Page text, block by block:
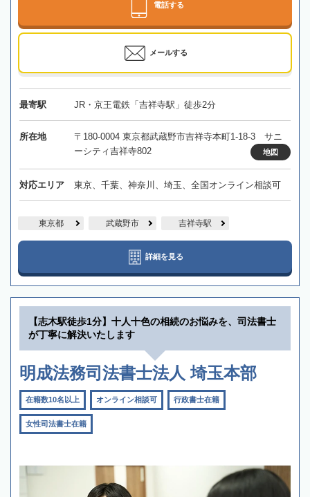
電話する
メールする
最寄駅 JR・京王電鉄「吉祥寺駅」徒歩2分
所在地
〒180-0004 東京都武蔵野市吉祥寺本町1-18-3 サニ
ーシティ吉祥寺802
地図
対応エリア 東京、千葉、神奈川、埼玉、全国オンライン相談可
東京都 武蔵野市 吉祥寺駅
詳細を見る
【志木駅徒歩1分】十人十色の相続のお悩みを、司法書士
が丁寧に解決いたします
明成法務司法書士法人 埼玉本部
在籍数10名以上 オンライン相談可 行政書士在籍
女性司法書士在籍